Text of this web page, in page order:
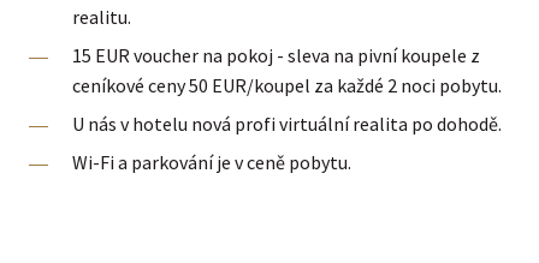
realitu.
15 EUR voucher na pokoj - sleva na pivní koupele z
ceníkové ceny 50 EUR/koupel za každé 2 noci pobytu.
U nás v hotelu nová profi virtuální realita po dohodě.
Wi-Fi a parkování je v ceně pobytu.